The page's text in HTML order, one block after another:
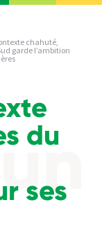
chahuté,
garde l’ambition
du
ses